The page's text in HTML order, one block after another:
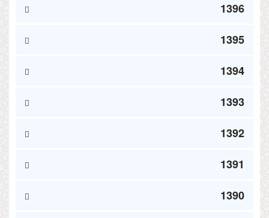
1396
1395
1394
1393
1392
1391
1390